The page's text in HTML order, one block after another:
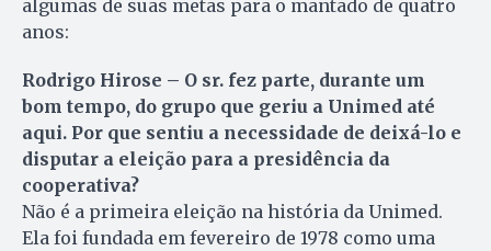
algumas de suas metas para o mantado de quatro
anos:
Rodrigo Hirose – O sr. fez parte, durante um
bom tempo, do grupo que geriu a Unimed até
aqui. Por que sentiu a necessidade de deixá-lo e
disputar a eleição para a presidência da
cooperativa?
Não é a primeira eleição na história da Unimed.
Ela foi fundada em fevereiro de 1978 como uma